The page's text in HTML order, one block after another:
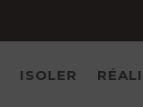
ISOLER